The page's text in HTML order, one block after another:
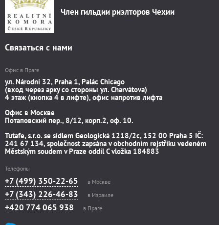
Член гильдии риэлторов Чехии
Связаться с нами
Офис в Праге
ул. Národní 32, Praha 1, Palác Chicago
(вход через арку со стороны ул. Charvátova)
4 этаж (кнопка 4 в лифте), офис напротив лифта
Офис в Москве
Потаповский пер., 8/12, корп.2, оф. 10.
Tutafe, s.r.o. se sídlem Geologická 1218/2c, 152 00 Praha 5 IČ:
241 67 134, společnost zapsána v obchodním rejstříku vedeném
Městským soudem v Praze oddíl C vložka 184883
Телефоны
+7 (499) 350-22-65 в Москве
+7 (343) 226-46-83 в Израиле
+420 774 065 938 в Праге